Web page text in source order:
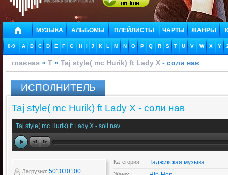
МУЗЫКА АЛЬБОМЫ ПЛЕЙЛИСТЫ ЧАРТЫ ЖАНРЫ
0-9 A B C D E F G H I J K L M N O P Q R S T U V W X Y
главная » T » Taj style( mc Hurik) ft Lady X - соли нав
ИСПОЛНИТЕЛЬ
Taj style( mc Hurik) ft Lady X - соли нав
Taj style( mc Hurik) ft Lady X - soli nav
Загрузил: 501030100
Категория: Таджикская музыка